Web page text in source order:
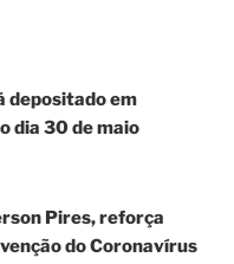
depositado em
dia 30 de maio
Pires, reforça
do Coronavírus